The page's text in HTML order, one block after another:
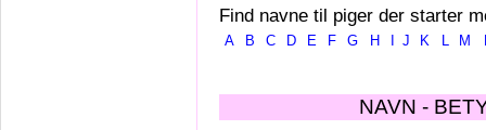
Find navne til piger der starter
A B C D E F G H J K L M
NAVN -